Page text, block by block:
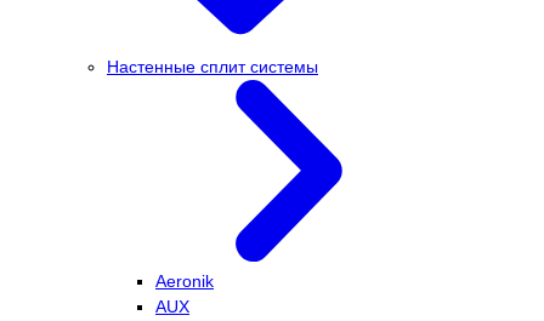
Настенные сплит системы
Aeronik
AUX